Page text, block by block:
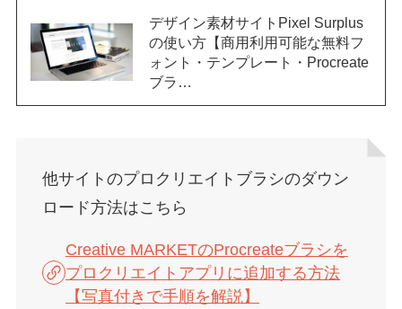
デザイン素材サイトPixel Surplus
の使い方【商用利用可能な無料フ
ォント・テンプレート・Procreate
ブラ…
他サイトのプロクリエイトブラシのダウン
ロード方法はこちら
Creative MARKETのProcreateブラシを
プロクリエイトアプリに追加する方法
【写真付きで手順を解説】